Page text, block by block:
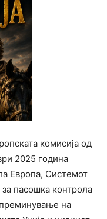
комисија од
2025 година
Европа, Системот
за пасошка контрола
на